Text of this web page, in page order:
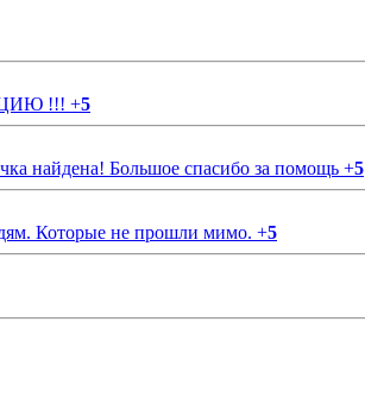
!!! +5
найдена! Большое спасибо за помощь +5
Которые не прошли мимо. +5